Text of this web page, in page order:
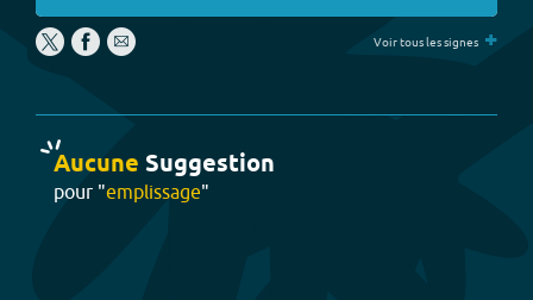
Voir tous les signes +
Aucune Suggestion
pour "emplissage"